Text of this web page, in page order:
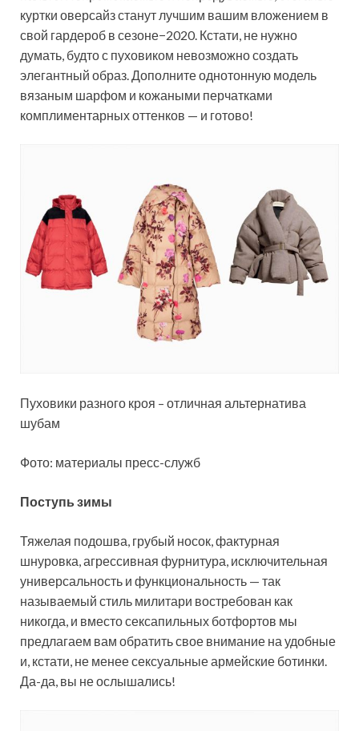
куртки оверсайз станут лучшим вашим вложением в
свой гардероб в сезоне−2020. Кстати, не нужно
думать, будто с пуховиком невозможно создать
элегантный образ. Дополните однотонную модель
вязаным шарфом и кожаными перчатками
комплиментарных оттенков — и готово!
Пуховики разного кроя – отличная альтернатива
шубам
Фото: материалы пресс-служб
Поступь зимы
Тяжелая подошва, грубый носок, фактурная
шнуровка, агрессивная фурнитура, исключительная
универсальность и функциональность — так
называемый стиль милитари востребован как
никогда, и вместо сексапильных ботфортов мы
предлагаем вам обратить свое внимание на удобные
и, кстати, не менее сексуальные армейские ботинки.
Да-­да, вы не ослышались!